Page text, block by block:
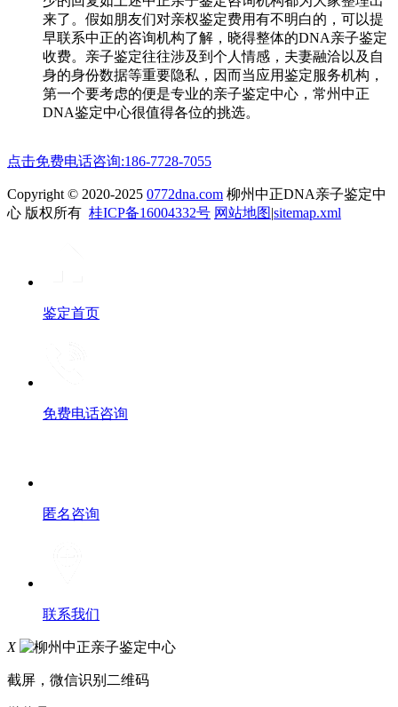
来了。假如朋友们对亲权鉴定费用有不明白的，可以提
早联系中正的咨询机构了解，晓得整体的DNA亲子鉴定
收费。亲子鉴定往往涉及到个人情感，夫妻融洽以及自
身的身份数据等重要隐私，因而当应用鉴定服务机构，
第一个要考虑的便是专业的亲子鉴定中心，常州中正
DNA鉴定中心很值得各位的挑选。
点击免费电话咨询:186-7728-7055
Copyright © 2020-2025 0772dna.com 柳州中正DNA亲子鉴定中
心 版权所有 桂ICP备16004332号 网站地图|sitemap.xml
鉴定首页
免费电话咨询
匿名咨询
联系我们
X
截屏，微信识别二维码